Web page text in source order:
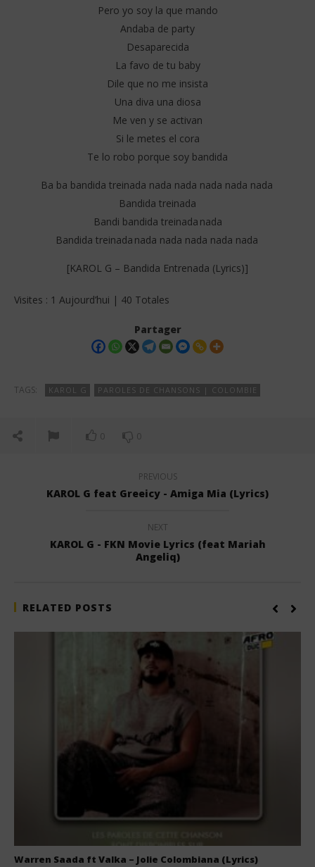
Pero yo soy la que mando
Andaba de party
Desaparecida
La favo de tu baby
Dile que no me insista
Una diva una diosa
Me ven y se activan
Si le metes el cora
Te lo robo porque soy bandida
Ba ba bandida treinada nada nada nada nada nada
Bandida treinada
Bandi bandida treinada nada
Bandida treinada nada nada nada nada nada
[KAROL G – Bandida Entrenada (Lyrics)]
Visites : 1 Aujourd’hui | 40 Totales
Partager
TAGS: KAROL G PAROLES DE CHANSONS | COLOMBIE
0 0
PREVIOUS
KAROL G feat Greeicy - Amiga Mia (Lyrics)
NEXT
KAROL G - FKN Movie Lyrics (feat Mariah
Angeliq)
RELATED POSTS
Warren Saada ft Valka – Jolie Colombiana (Lyrics)